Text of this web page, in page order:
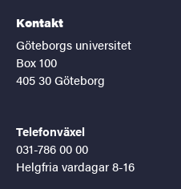
Kontakt
Göteborgs universitet
Box 100
405 30 Göteborg
Telefonväxel
031-786 00 00
Helgfria vardagar 8-16